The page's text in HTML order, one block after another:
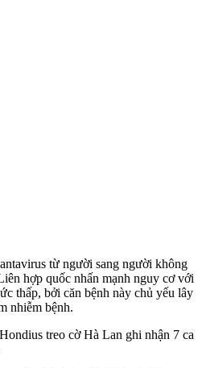
từ người sang người không
hợp quốc nhấn mạnh nguy cơ với
thấp, bởi căn bệnh này chủ yếu lây
nhiễm bệnh.
treo cờ Hà Lan ghi nhận 7 ca